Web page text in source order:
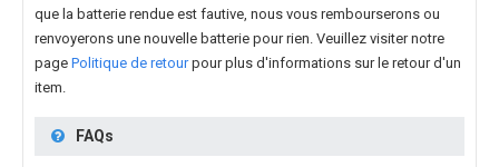
que la batterie rendue est fautive, nous vous rembourserons ou
renvoyerons une nouvelle batterie pour rien. Veuillez visiter notre
page Politique de retourpour plus d'informations sur le retour d'un
item.
FAQs